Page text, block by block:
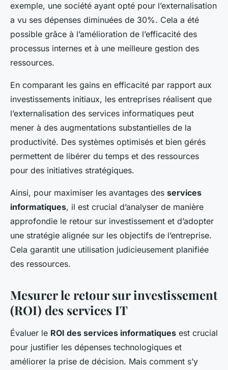
exemple, une société ayant opté pour l’externalisation
a vu ses dépenses diminuées de 30%. Cela a été
possible grâce à l’amélioration de l’efficacité des
processus internes et à une meilleure gestion des
ressources.
En comparant les gains en efficacité par rapport aux
investissements initiaux, les entreprises réalisent que
l’externalisation des services informatiques peut
mener à des augmentations substantielles de la
productivité. Des systèmes optimisés et bien gérés
permettent de libérer du temps et des ressources
pour des initiatives stratégiques.
Ainsi, pour maximiser les avantages des services
informatiques, il est crucial d’analyser de manière
approfondie le retour sur investissement et d’adopter
une stratégie alignée sur les objectifs de l’entreprise.
Cela garantit une utilisation judicieusement planifiée
des ressources.
Mesurer le retour sur investissement
(ROI) des services IT
Évaluer le ROI des services informatiques est crucial
pour justifier les dépenses technologiques et
améliorer la prise de décision. Mais comment s’y